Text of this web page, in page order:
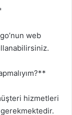
web
hizmetleri